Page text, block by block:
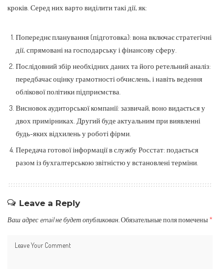
кроків. Серед них варто виділити такі дії, як:
Попереднє планування (підготовка): вона включає стратегічні
дії, спрямовані на господарську і фінансову сферу.
Послідовний збір необхідних даних та його ретельний аналіз:
передбачає оцінку грамотності обчислень, і навіть ведення
облікової політики підприємства.
Висновок аудиторської компанії: зазвичай, воно видається у
двох примірниках. Другий буде актуальним при виявленні
будь-яких відхилень у роботі фірми.
Передача готової інформації в службу Росстат: подається
разом із бухгалтерською звітністю у встановлені терміни.
Leave a Reply
Ваш адрес email не будет опубликован. Обязательные поля помечены *